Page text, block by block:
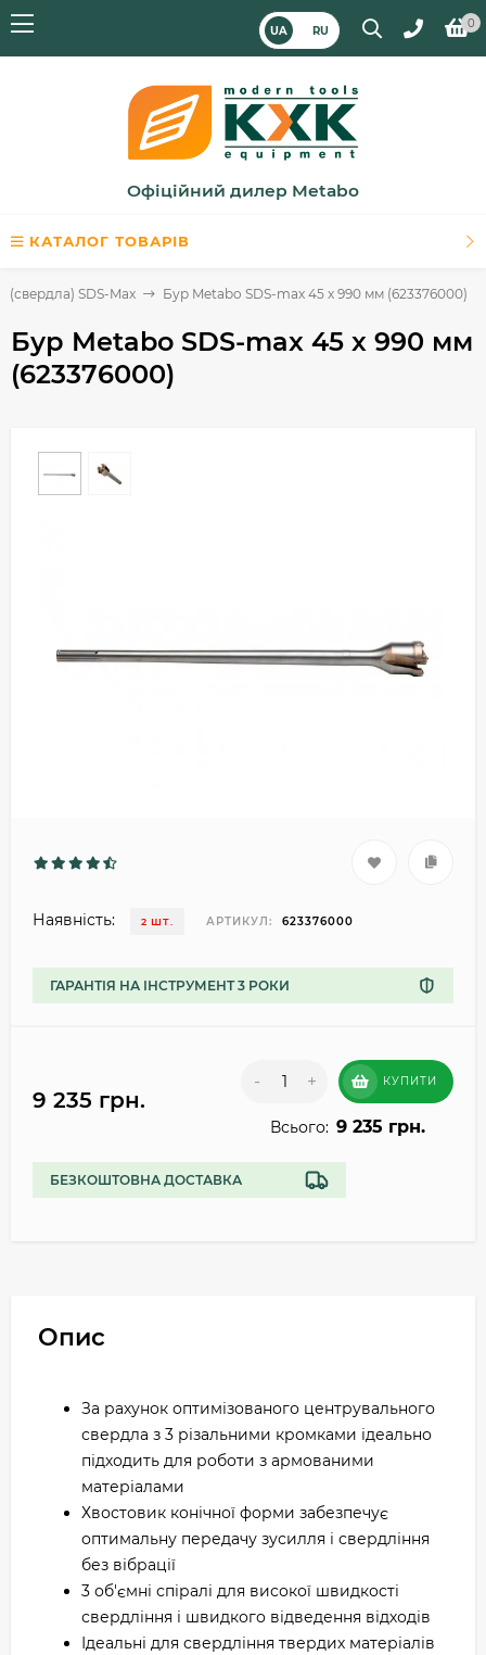
UA RU
0
Офіційний дилер Metabo
КАТАЛОГ ТОВАРІВ
(свердла) SDS-Max Бур Metabo SDS-max 45 x 990 мм (623376000)
Бур Metabo SDS-max 45 x 990 мм
(623376000)
Наявність: 2 ШТ. АРТИКУЛ: 623376000
ГАРАНТІЯ НА ІНСТРУМЕНТ 3 РОКИ
9 235 грн.
- + КУПИТИ
Всього: 9 235 грн.
БЕЗКОШТОВНА ДОСТАВКА
Опис
За рахунок оптимізованого центрувального
свердла з 3 різальними кромками ідеально
підходить для роботи з армованими
матеріалами
Хвостовик конічної форми забезпечує
оптимальну передачу зусилля і свердління
без вібрації
3 об'ємні спіралі для високої швидкості
свердління і швидкого відведення відходів
Ідеальні для свердління твердих матеріалів